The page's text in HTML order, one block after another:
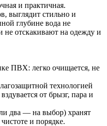
и практичная.
выглядит стильно и
глубине вода не
не отскакивают на одежду и
ПВХ: легко очищается, не
технологией
от брызг, пара и
два — на выбор) хранят
и порядке.